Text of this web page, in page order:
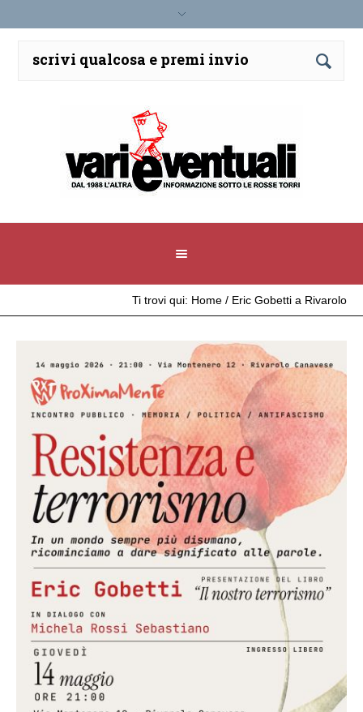
Ti trovi qui: Home / Eric Gobetti a Rivarolo